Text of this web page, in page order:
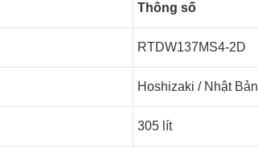
Thông số
RTDW137MS4-2D
Hoshizaki / Nhật Bản
305 lít